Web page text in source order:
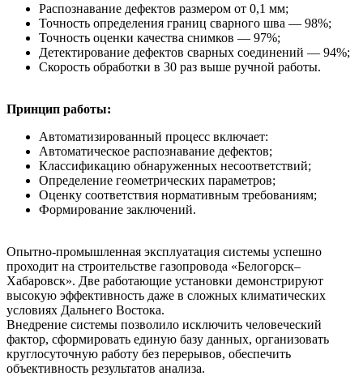
Распознавание дефектов размером от 0,1 мм;
Точность определения границ сварного шва — 98%;
Точность оценки качества снимков — 97%;
Детектирование дефектов сварных соединений — 94%;
Скорость обработки в 30 раз выше ручной работы.
Принцип работы:
Автоматизированный процесс включает:
Автоматическое распознавание дефектов;
Классификацию обнаруженных несоответствий;
Определение геометрических параметров;
Оценку соответствия нормативным требованиям;
Формирование заключений.
Опытно-промышленная эксплуатация системы успешно
проходит на строительстве газопровода «Белогорск–
Хабаровск». Две работающие установки демонстрируют
высокую эффективность даже в сложных климатических
условиях Дальнего Востока.
Внедрение системы позволило исключить человеческий
фактор, сформировать единую базу данных, организовать
круглосуточную работу без перерывов, обеспечить
объективность результатов анализа.